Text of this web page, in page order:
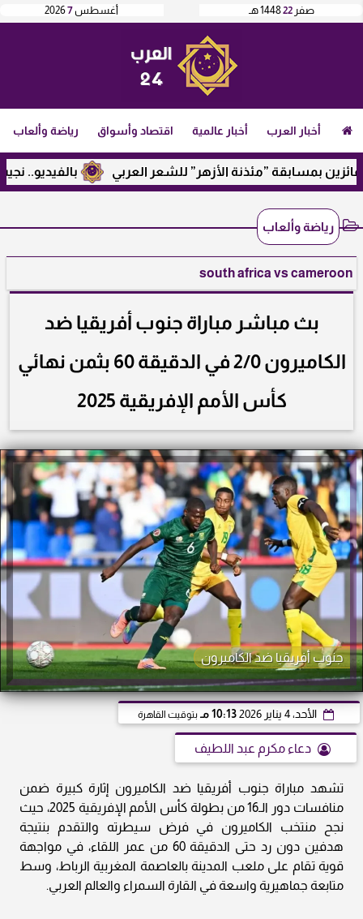
أغسطس7
2026 صفر 221448 هـ
أخبار العرب أخبار عالمية اقتصاد وأسواق رياضة وألعاب
بالفيديو.. نجيب بمسابقة ”مئذنة الأزهر” للشعر العربي
رياضة وألعاب
south africa vs cameroon
بث مباشر مباراة جنوب أفريقيا ضد
الكاميرون 2/0 في الدقيقة 60 بثمن نهائي
كأس الأمم الإفريقية 2025
جنوب أفريقيا ضد الكاميرون
الأحد، 4 يناير 2026 10:13 مـ بتوقيت القاهرة
دعاء مكرم عبد اللطيف
تشهد مباراة جنوب أفريقيا ضد الكاميرون إثارة كبيرة ضمن
منافسات دور الـ16 من بطولة كأس الأمم الإفريقية 2025، حيث
نجح منتخب الكاميرون في فرض سيطرته والتقدم بنتيجة
هدفين دون رد حتى الدقيقة 60 من عمر اللقاء، في مواجهة
قوية تقام على ملعب المدينة بالعاصمة المغربية الرباط، وسط
متابعة جماهيرية واسعة في القارة السمراء والعالم العربي.